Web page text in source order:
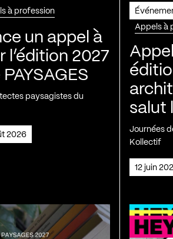
à profession
un appel à
l’édition 2027
paysagistes du
2026
Appels à
salut
Journées
Kollectif
12 juin